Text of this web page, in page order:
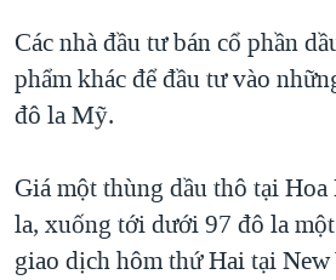
NGƯ DÂN VIỆT VÀ LÀN SÓNG
BÊN KIA QUỐC LỘ: TIẾNG VỌNG
QUAN HỆ VIỆT MỸ
Các nhà đầu tư bán cổ phần
phẩm khác để đầu tư vào
đô la Mỹ.
Giá một thùng dầu thô tại
la, xuống tới dưới 97 đô la
giao dịch hôm thứ Hai tại